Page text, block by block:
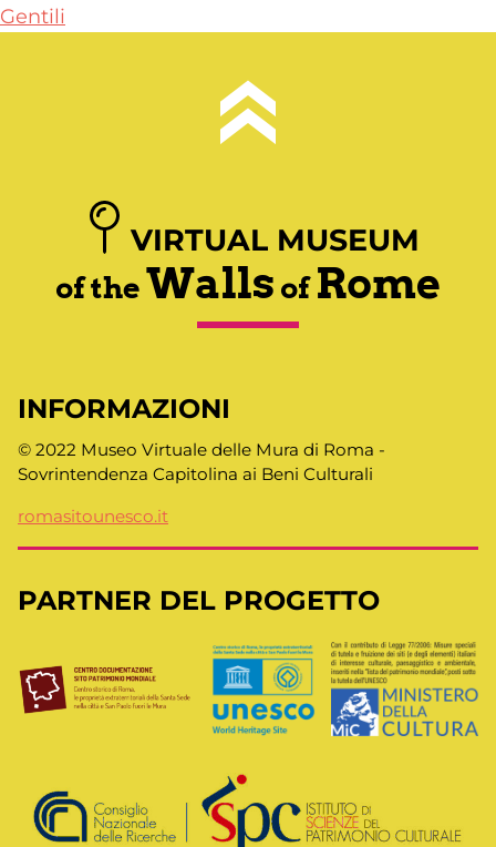
Gentili
VIRTUAL MUSEUM
of theWalls ofRome
INFORMAZIONI
© 2022 Museo Virtuale delle Mura di Roma -
Sovrintendenza Capitolina ai Beni Culturali
romasitounesco.it
PARTNER DEL PROGETTO